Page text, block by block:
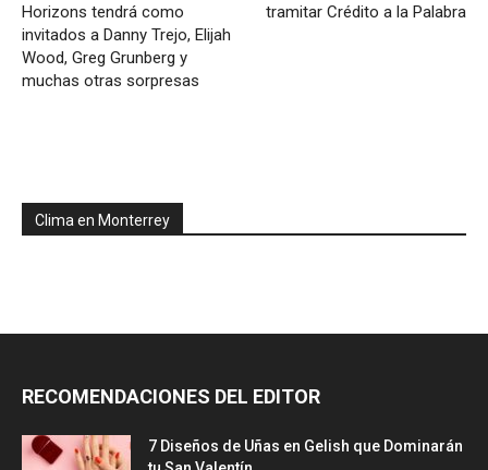
Horizons tendrá como
invitados a Danny Trejo, Elijah
Wood, Greg Grunberg y
muchas otras sorpresas
tramitar Crédito a la Palabra
Clima en Monterrey
RECOMENDACIONES DEL EDITOR
7 Diseños de Uñas en Gelish que Dominarán